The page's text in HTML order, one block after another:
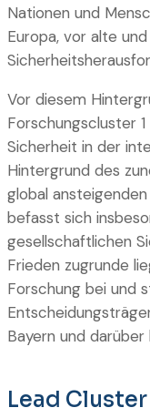
Nationen und
Europa, vor alte
Vor diesem
Forschungscluster
Sicherheit in der
Hintergrund des
global
befasst sich
gesellschaftlichen
Frieden zugrunde
Forschung bei und
Bayern und darüber
Lead Cluster